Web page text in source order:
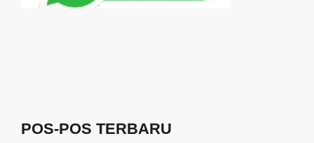
POS-POS TERBARU